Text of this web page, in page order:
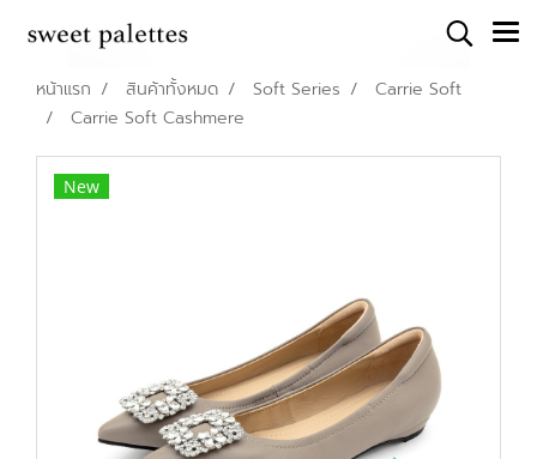
หน้าแรก สินค้าทั้งหมด Soft Series
Carrie Soft
Carrie Soft Cashmere
New